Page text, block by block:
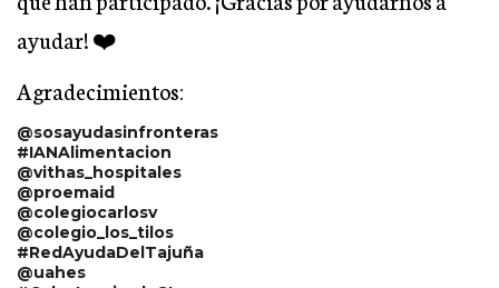
ayudar! ❤️
Agradecimientos:
@sosayudasinfronteras
#IANAlimentacion
@vithas_hospitales
@proemaid
@colegiocarlosv
@colegio_los_tilos
#RedAyudaDelTajuña
@uahes